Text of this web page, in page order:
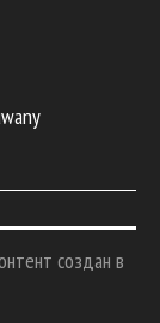
создан в